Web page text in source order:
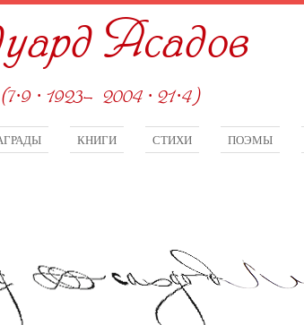
Асадов
(7·9 · 1923—2004 · 21·4)
КНИГИ СТИХИ ПОЭМЫ